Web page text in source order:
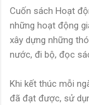
Cuốn sách Hoạt
những hoạt động
xây dựng những
nước, đi bộ, đọc
Khi kết thúc mỗi
đã đạt được, sử